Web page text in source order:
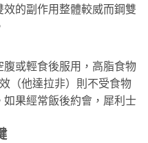
的副作用整體較威而鋼雙
或輕食後服用，高脂食物
（他達拉非）則不受食物
果經常飯後約會，犀利士